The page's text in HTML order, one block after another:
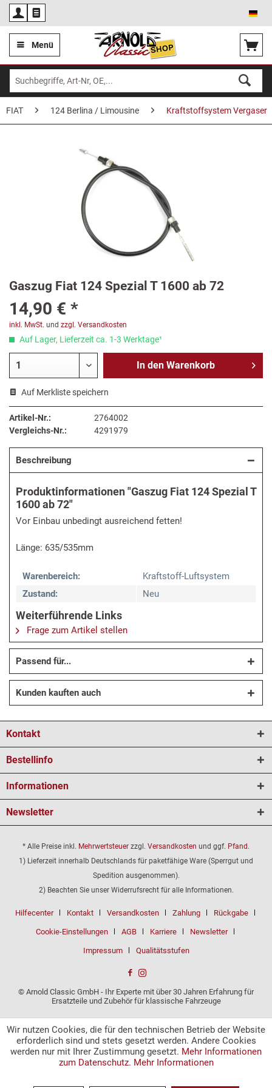
Menü
FIAT 124 Berlina / Limousine Kraftstoffsystem Vergaser
Gaszug Fiat 124 Spezial T 1600 ab 72
14,90 € *
inkl. MwSt. und zzgl. Versandkosten
Auf Lager, Lieferzeit ca. 1-3 Werktage¹
In den Warenkorb
Auf Merkliste speichern
Artikel-Nr.:
2764002
Vergleichs-Nr.:
4291979
Beschreibung
Produktinformationen "Gaszug Fiat 124 Spezial T
1600 ab 72"
Vor Einbau unbedingt ausreichend fetten!
Länge: 635/535mm
Warenbereich:
Kraftstoff-Luftsystem
Zustand:
Neu
Weiterführende Links
Frage zum Artikel stellen
Passend für...
Kunden kauften auch
Kontakt
Bestellinfo
Informationen
Newsletter
* Alle Preise inkl. Mehrwertsteuer zzgl. Versandkosten und ggf. Pfand.
1) Lieferzeit innerhalb Deutschlands für paketfähige Ware (Sperrgut und
Spedition ausgenommen).
2) Beachten Sie unser Widerrufsrecht für alle Informationen.
Hilfecenter Kontakt Versandkosten Zahlung Rückgabe
Cookie-Einstellungen AGB Karriere Newsletter
Impressum Qualitätsstufen
© Arnold Classic GmbH - Ihr Experte mit über 30 Jahren Erfahrung für
Ersatzteile und Zubehör für klassische Fahrzeuge
Wir nutzen Cookies, die für den technischen Betrieb der Website
erforderlich sind und stets gesetzt werden. Andere Cookies
werden nur mit Ihrer Zustimmung gesetzt. Mehr Informationen
zum Datenschutz. Mehr Informationen